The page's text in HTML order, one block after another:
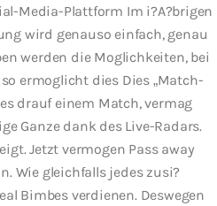
Media-Plattform Im i?A?brigen
wird genauso einfach, genau
werden die Moglichkeiten, bei
ermoglicht dies Dies „Match-
drauf einem Match, vermag
Ganze dank des Live-Radars.
Jetzt vermogen Pass away
Wie gleichfalls jedes zusi?
Bimbes verdienen. Deswegen